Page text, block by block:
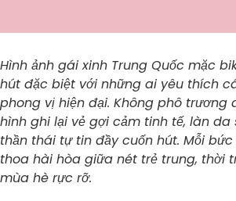
Hình ảnh gái xinh Trung Quốc mặc
hút đặc biệt với những ai yêu thích
phong vị hiện đại. Không phô trương
hình ghi lại vẻ gợi cảm tinh tế, làn
thần thái tự tin đầy cuốn hút. Mỗi
thoa hài hòa giữa nét trẻ trung, thời
mùa hè rực rỡ.